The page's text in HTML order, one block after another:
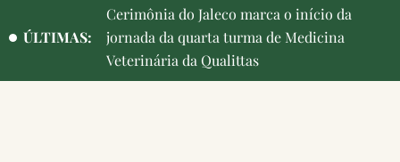
ÚLTIMAS:
Cerimônia do Jaleco marca o início da
jornada da quarta turma de Medicina
Veterinária da Qualittas
Qualittas, Portas Abertas! e aniversário de
Campinas, cidade onde nasceu a instituição,
ganham destaque na imprensa